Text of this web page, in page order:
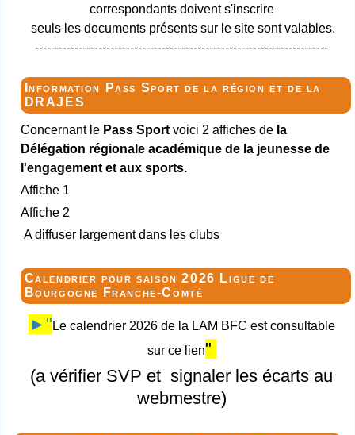
correspondants doivent s'inscrire
seuls les documents présents sur le site sont valables.
--------------------------------------------------------------------------
Information Pass Sport de la région et de la
DRAJES
Concernant lePass Sportvoici 2 affiches dela
Délégation régionale académique de la jeunesse de
l'engagement et aux sports.
Affiche 1
Affiche 2
A diffuser largement dans les clubs
Calendrier pour saison 2026 Ligue de
Bourgogne Franche-Comté
►" Le calendrier 2026 de la LAM BFC est consultable
sur ce lien"
(a vérifier SVP et signaler les écarts au
webmestre)